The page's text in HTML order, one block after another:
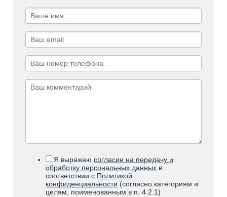
Я выражаюсогласие на передачу и
обработку персональных данных в
соответствии с Политикой
конфиденциальности (согласно категориям и
целям, поименованным в п. 4.2.1)